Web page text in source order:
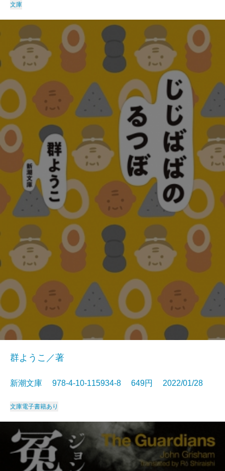
文庫
群ようこ／著
新潮文庫 978-4-10-115934-8 649円 2022/01/28
文庫電子書籍あり